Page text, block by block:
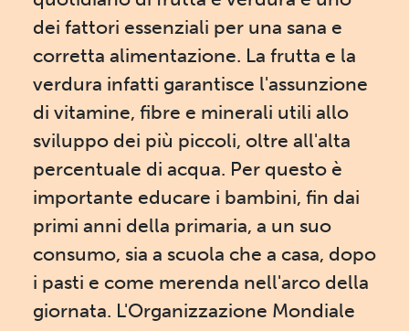
dei fattori essenziali per una sana e
corretta alimentazione. La frutta e la
verdura infatti garantisce l'assunzione
di vitamine, fibre e minerali utili allo
sviluppo dei più piccoli, oltre all'alta
percentuale di acqua. Per questo è
importante educare i bambini, fin dai
primi anni della primaria, a un suo
consumo, sia a scuola che a casa, dopo
i pasti e come merenda nell'arco della
giornata. L'Organizzazione Mondiale